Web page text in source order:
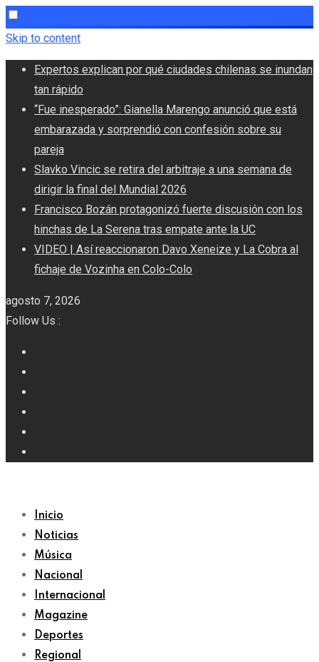
Skip to content
Expertos explican por qué ciudades chilenas se inundan
tan rápido
“Fue inesperado”: Gianella Marengo anunció que está
embarazada y sorprendió con confesión sobre su
pareja
Slavko Vincic se retira del arbitraje a una semana de
dirigir la final del Mundial 2026
Francisco Bozán protagonizó fuerte discusión con los
hinchas de La Serena tras empate ante la UC
VIDEO | Así reaccionaron Davo Xeneize y La Cobra al
fichaje de Vozinha en Colo-Colo
agosto 7, 2026
Follow Us :
Inicio
Noticias
Música
Nacional
Internacional
Magazine
Deportes
Regional